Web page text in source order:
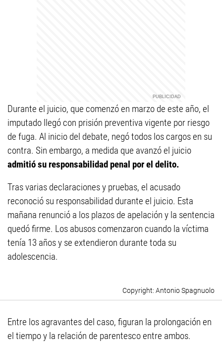
Durante el juicio, que comenzó en marzo de este año, el
imputado llegó con prisión preventiva vigente por riesgo
de fuga. Al inicio del debate, negó todos los cargos en su
contra. Sin embargo, a medida que avanzó el juicio
admitió su responsabilidad penal por el delito.
Tras varias declaraciones y pruebas, el acusado
reconoció su responsabilidad durante el juicio. Esta
mañana renunció a los plazos de apelación y la sentencia
quedó firme. Los abusos comenzaron cuando la víctima
tenía 13 años y se extendieron durante toda su
adolescencia.
Antonio Spagnuolo
Entre los agravantes del caso, figuran la prolongación en
el tiempo y la relación de parentesco entre ambos.